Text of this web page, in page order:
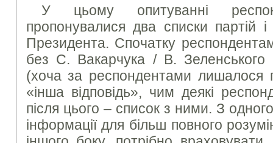
У цьому опитуванні
пропонувалися два списки партій
Президента. Спочатку
без С. Вакарчука / В. Зеленського
(хоча за респондентами лишалося
«інша відповідь», чим деякі
після цього – список з ними. З
інформації для більш повного